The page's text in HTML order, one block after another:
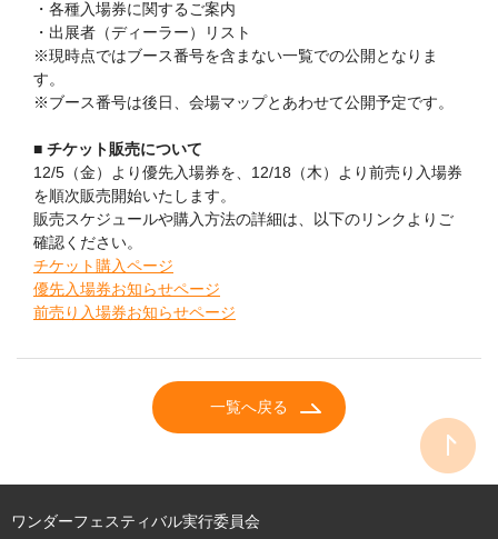
・各種入場券に関するご案内
・出展者（ディーラー）リスト
※現時点ではブース番号を含まない一覧での公開となりま
す。
※ブース番号は後日、会場マップとあわせて公開予定です。
■ チケット販売について
12/5（金）より優先入場券を、12/18（木）より前売り入場券
を順次販売開始いたします。
販売スケジュールや購入方法の詳細は、以下のリンクよりご
確認ください。
チケット購入ページ
優先入場券お知らせページ
前売り入場券お知らせページ
一覧へ戻る
ワンダーフェスティバル実行委員会